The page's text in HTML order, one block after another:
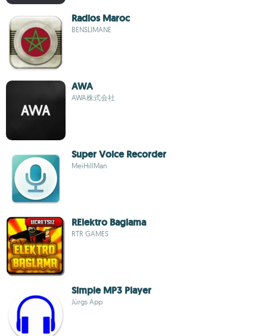
Radios Maroc
BENSLIMANE
AWA
AWA株式会社
Super Voice Recorder
MeiHillMan
RElektro Baglama
RTR GAMES
Simple MP3 Player
Jürgs App